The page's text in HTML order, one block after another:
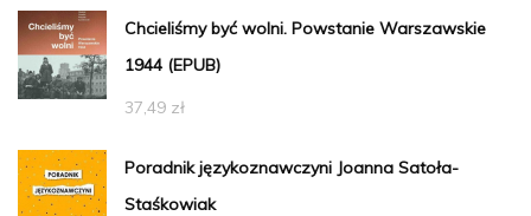
Chcieliśmy być wolni. Powstanie Warszawskie
1944 (EPUB)
37,49 zł
Poradnik językoznawczyni Joanna Satoła-
Staśkowiak